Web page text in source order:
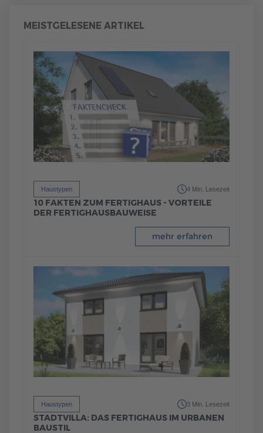
MEISTGELESENE ARTIKEL
Haustypen 4 Min. Lesezeit
10 FAKTEN ZUM FERTIGHAUS - VORTEILE
DER FERTIGHAUSBAUWEISE
mehr erfahren
Haustypen 3 Min. Lesezeit
STADTVILLA: DAS FERTIGHAUS IM URBANEN
BAUSTIL